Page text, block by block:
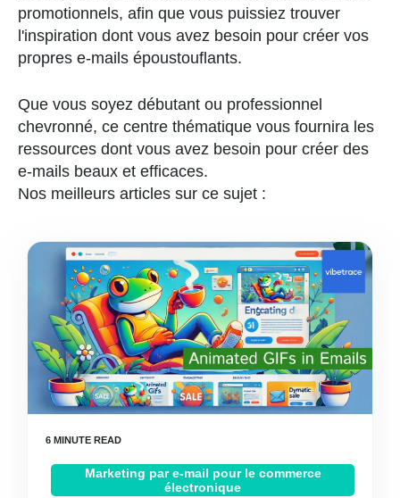
promotionnels, afin que vous puissiez trouver
l'inspiration dont vous avez besoin pour créer vos
propres e-mails époustouflants.
Que vous soyez débutant ou professionnel
chevronné, ce centre thématique vous fournira les
ressources dont vous avez besoin pour créer des
e-mails beaux et efficaces.
Nos meilleurs articles sur ce sujet :
Marketing par e-mail pour le commerce
électronique